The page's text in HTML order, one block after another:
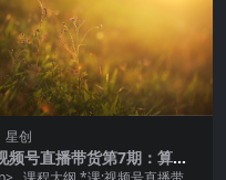
星创
频号直播带货第7期：算
、流量来源和起号逻辑揭